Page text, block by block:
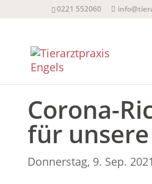
0221 552060
Corona-
für
Donnerstag, 9. Sep. 2021